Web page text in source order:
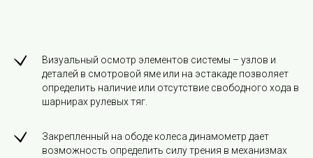
Визуальный осмотр элементов системы – узлов и
деталей в смотровой яме или на эстакаде позволяет
определить наличие или отсутствие свободного хода в
шарнирах рулевых тяг.
Закрепленный на ободе колеса динамометр дает
возможность определить силу трения в механизмах